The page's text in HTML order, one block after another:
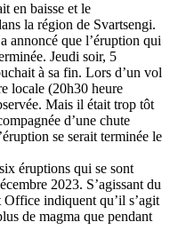
en baisse et le
la région de Svartsengi.
annoncé que l’éruption qui
Jeudi soir, 5
à sa fin. Lors d’un vol
locale (20h30 heure
Mais il était trop tôt
d’une chute
se serait terminée le
éruptions qui se sont
2023. S’agissant du
indiquent qu’il s’agit
de magma que pendant